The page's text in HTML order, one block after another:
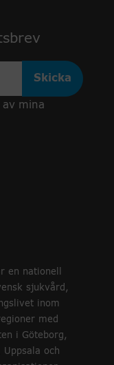
av mina
en nationell
sjukvård,
inom
med
i Göteborg,
och